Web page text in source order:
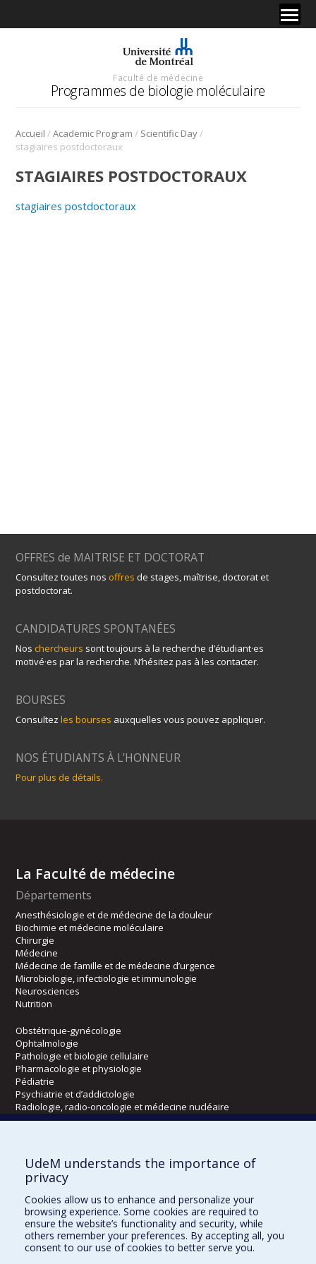
Faculté de médecine
Programmes de biologie moléculaire
Accueil /Academic Program / Scientific Day/
stagiaires postdoctoraux
STAGIAIRES POSTDOCTORAUX
stagiaires postdoctoraux
OFFRES de MAITRISE ET DOCTORAT
Consultez toutes nos offres de stages, maîtrise, doctorat et
postdoctorat.
CANDIDATURES SPONTANÉES
Noschercheurs sont toujours à la recherche d’étudiant·es
motivé·es par la recherche. N’hésitez pas à les contacter.
BOURSES
Consultezles bourses auxquelles vous pouvez appliquer.
NOS ÉTUDIANTS À L’HONNEUR
Pour plus de détails.
La Faculté de médecine
Départements
Anesthésiologie et de médecine de la douleur
Biochimie et médecine moléculaire
Chirurgie
Médecine
Médecine de famille et de médecine d’urgence
Microbiologie, infectiologie et immunologie
Neurosciences
Nutrition
Obstétrique-gynécologie
Ophtalmologie
Pathologie et biologie cellulaire
Pharmacologie et physiologie
Pédiatrie
Psychiatrie et d’addictologie
Radiologie, radio-oncologie et médecine nucléaire
Écoles
Kinésiologie et des sciences de l’activité physique
Orthophonie et audiologie
Réadaptation
Directions
DPC
UdeM understands the importance of
privacy
Cookies allow us to enhance and personalize your
browsing experience. Some cookies are required to
ensure the website’s functionality and security, while
others remember your preferences. By accepting all, you
consent to our use of cookies to better serve you.